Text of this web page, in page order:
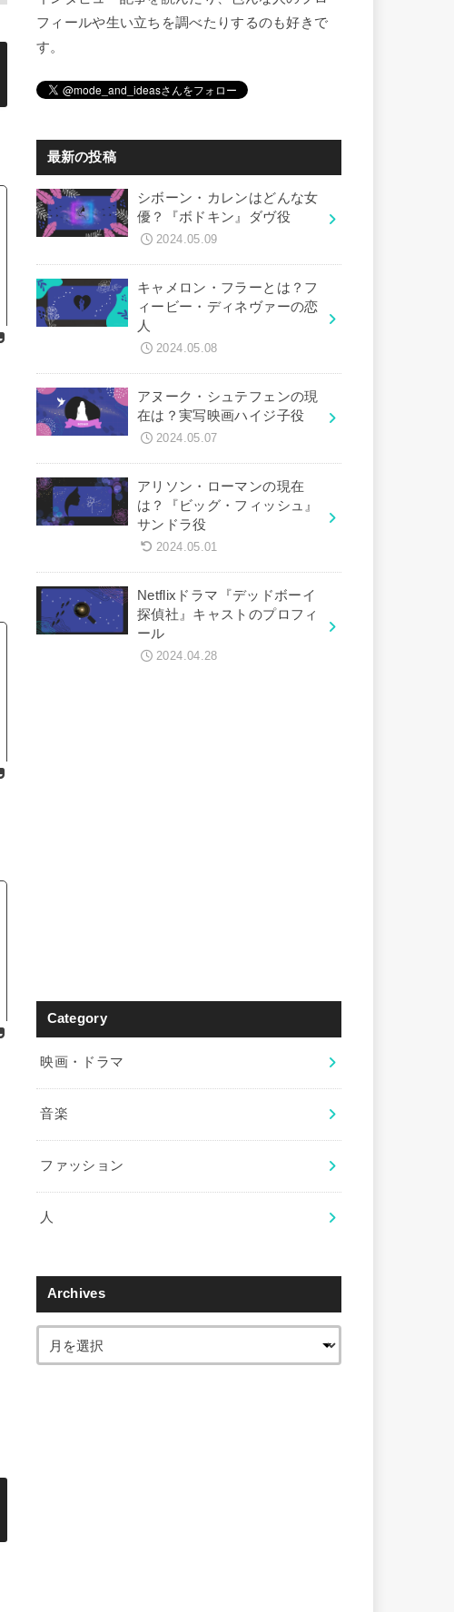
フィールや生い立ちを調べたりするのも好きで
す。
最新の投稿
シボーン・カレンはどんな女
優？『ボドキン』ダヴ役
2024.05.09
キャメロン・フラーとは？フ
ィービー・ディネヴァーの恋
人
2024.05.08
アヌーク・シュテフェンの現
在は？実写映画ハイジ子役
2024.05.07
アリソン・ローマンの現在
は？『ビッグ・フィッシュ』
サンドラ役
2024.05.01
Netflixドラマ『デッドボーイ
探偵社』キャストのプロフィ
ール
2024.04.28
Category
映画・ドラマ
音楽
ファッション
人
Archives